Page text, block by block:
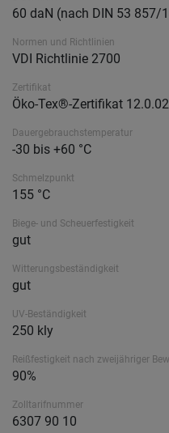
60 daN (nach DIN 53 857/
Normen und Richtlinien
VDI Richtlinie 2700
Zertifikat
Öko-Tex®-Zertifikat
Dauergebrauchstemperatur
-30 bis +60 °C
Schmelzpunkt
155 °C
Biege- und Scheuerfestigkeit
gut
Witterungsbeständigkeit
gut
UV-Beständigkeit
250 kly
Reißfestigkeit nach zweijähriger
90%
Zolltarifnummer
6307 90 10